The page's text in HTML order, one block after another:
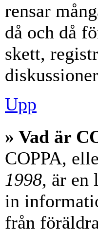
rensar
då och då
skett,
Upp
» Vad är
COPPA,
1998, är en
in
från